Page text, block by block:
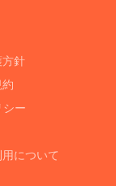
針
シー
について